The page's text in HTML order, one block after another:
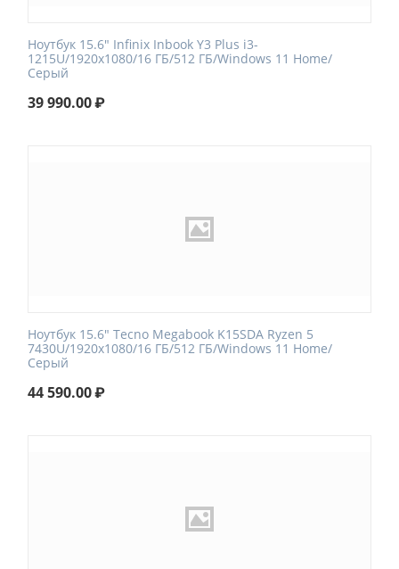
Ноутбук 15.6" Infinix Inbook Y3 Plus i3-
1215U/1920x1080/16 ГБ/512 ГБ/Windows 11 Home/
Серый
39 990.00₽
Ноутбук 15.6" Tecno Megabook K15SDA Ryzen 5
7430U/1920x1080/16 ГБ/512 ГБ/Windows 11 Home/
Серый
44 590.00₽